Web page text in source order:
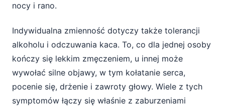
nocy i rano.
Indywidualna zmienność dotyczy także tolerancji
alkoholu i odczuwania kaca. To, co dla jednej osoby
kończy się lekkim zmęczeniem, u innej może
wywołać silne objawy, w tym kołatanie serca,
pocenie się, drżenie i zawroty głowy. Wiele z tych
symptomów łączy się właśnie z zaburzeniami